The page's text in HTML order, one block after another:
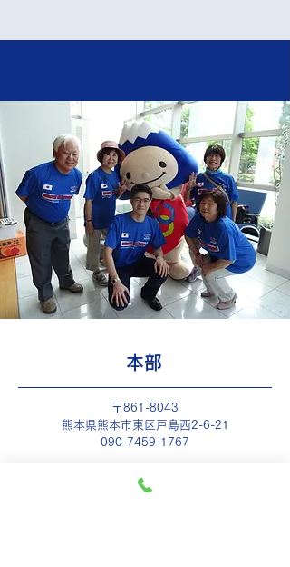
本部
〒861-8043
熊本県熊本市東区戸島西2-6-21
090-7459-1767